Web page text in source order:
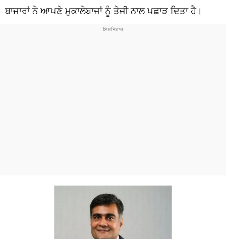
ਧਰਮ
ਬਾਜਾਰਾਂ ਨੇ ਆਪਣੇ ਮੁਕਾਲੇਬਾਜਾਂ ਨੂੰ ਤੇਜੀ ਨਾਲ ਪਛਾੜ ਦਿਤਾ ਹੈ।